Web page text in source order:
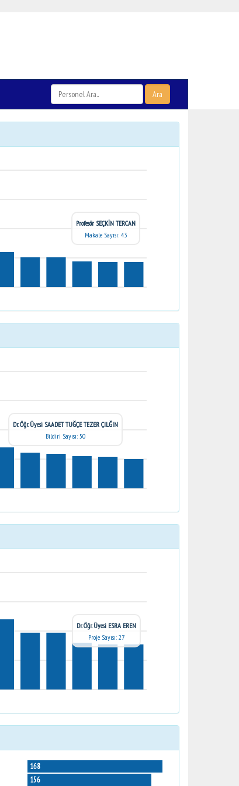
Ara
Profesör SEÇKİN TERCAN
Makale Sayısı: 43
Dr. Öğr. Üyesi SAADET TUĞÇE TEZER ÇILĞIN
Bildiri Sayısı: 50
Dr. Öğr. Üyesi ESRA EREN
Proje Sayısı: 27
168
156